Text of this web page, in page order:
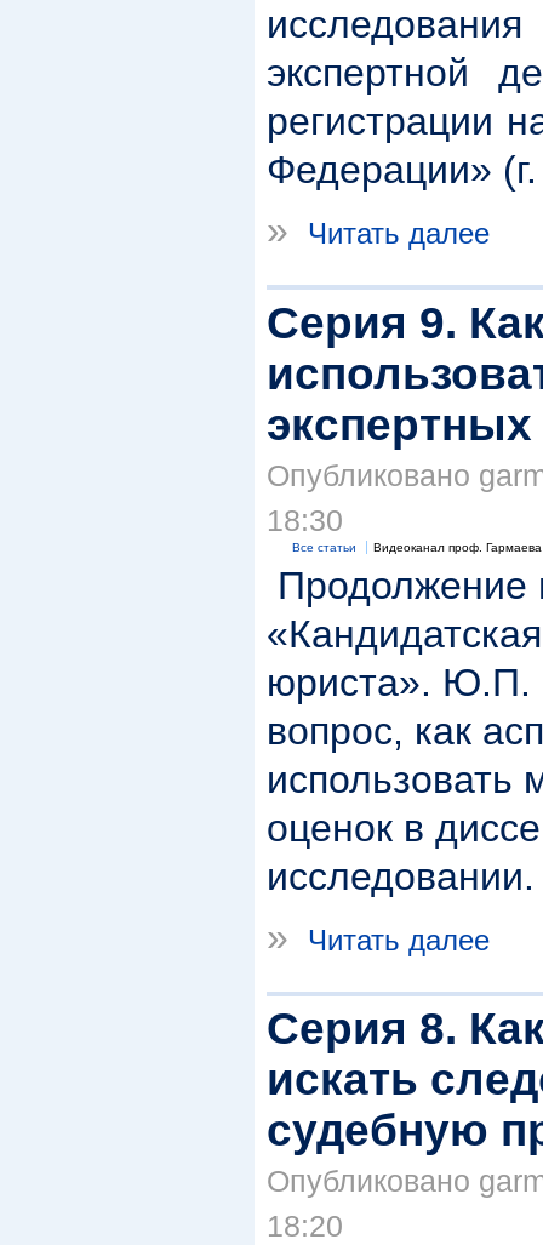
экспертной
регистрации
Федерации»
»
Читать далее
Серия 9.
Опубликовано
18:30
Все статьи Видеоканал проф. Гармаева
Продолжение
юриста». Ю.П.
вопрос, как
использовать
оценок в
исследовании.
»
Читать далее
Серия 8.
искать
судебную
Опубликовано
18:20